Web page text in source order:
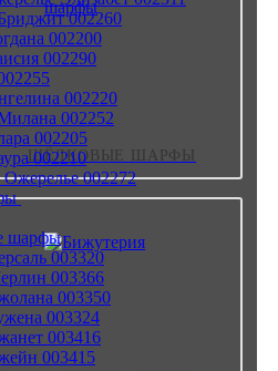
ШЁЛКОВЫЕ ШАРФЫ
002260
002200
002290
002220
002252
002205
002210
002272
шарфы
003320
003366
003350
003324
003416
003415